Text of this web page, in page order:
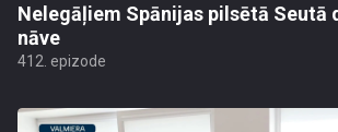
Nelegāļiem Spānijas pilsētā Seutā
nāve
412. epizode